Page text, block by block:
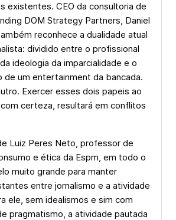
existentes. CEO da consultoria de
DOM Strategy Partners, Daniel
reconhece a dualidade atual
dividido entre o profissional
ideologia da imparcialidade e o
de um entertainment da bancada.
Exercer esses dois papeis ao
certeza, resultará em conflitos
Luiz Peres Neto, professor de
e ética da Espm, em todo o
muito grande para manter
entre jornalismo e a atividade
ele, sem idealismos e sim com
pragmatismo, a atividade pautada